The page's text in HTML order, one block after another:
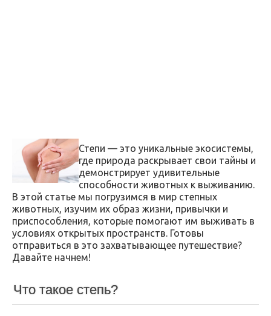
Степи — это уникальные экосистемы,
где природа раскрывает свои тайны и
демонстрирует удивительные
способности животных к выживанию.
В этой статье мы погрузимся в мир степных
животных, изучим их образ жизни, привычки и
приспособления, которые помогают им выживать в
условиях открытых пространств. Готовы
отправиться в это захватывающее путешествие?
Давайте начнем!
Что такое степь?